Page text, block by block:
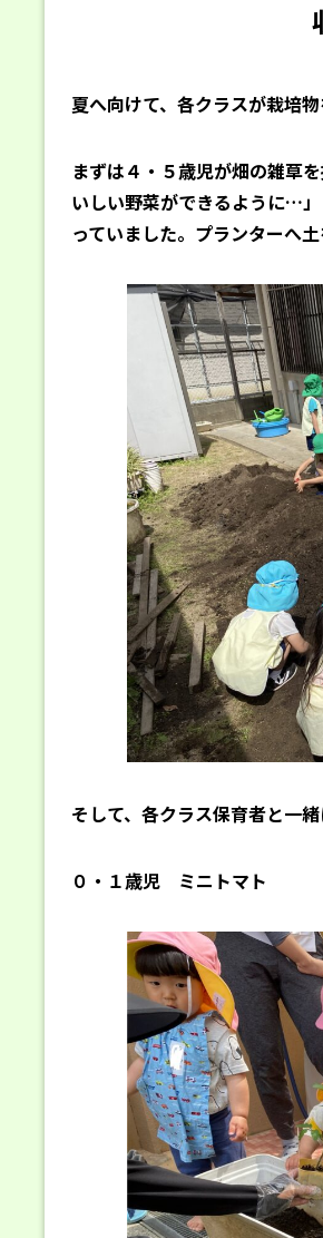
夏へ向けて、各クラスが栽培物
まずは４・５歳児が畑の雑草
いしい野菜ができるように…
っていました。プランターへ
そして、各クラス保育者と一
０・１歳児 ミニトマト